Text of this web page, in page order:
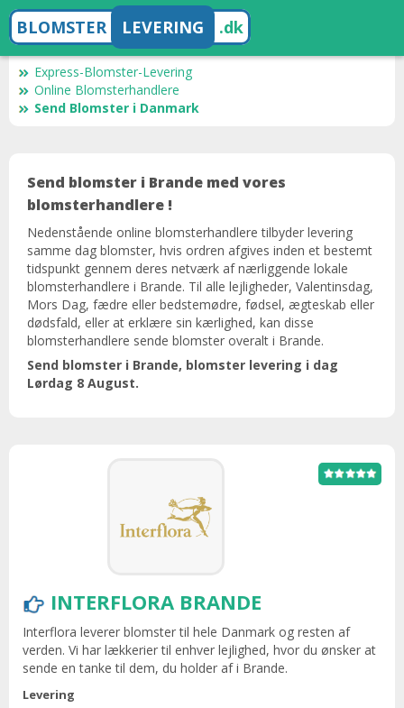
BLOMSTER LEVERING .dk
Express-Blomster-Levering
Online Blomsterhandlere
Send Blomster i Danmark
Send blomster i Brande med vores
blomsterhandlere !
Nedenstående online blomsterhandlere tilbyder levering
samme dag blomster, hvis ordren afgives inden et bestemt
tidspunkt gennem deres netværk af nærliggende lokale
blomsterhandlere i Brande. Til alle lejligheder, Valentinsdag,
Mors Dag, fædre eller bedstemødre, fødsel, ægteskab eller
dødsfald, eller at erklære sin kærlighed, kan disse
blomsterhandlere sende blomster overalt i Brande.
Send blomster i Brande, blomster levering i dag ​​
Lørdag 8 August.
INTERFLORA BRANDE
Interflora leverer blomster til hele Danmark og resten af
verden. Vi har lækkerier til enhver lejlighed, hvor du ønsker at
sende en tanke til dem, du holder af i Brande.
Levering